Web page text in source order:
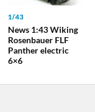
1/43
News 1:43 Wiking
Rosenbauer FLF
Panther electric
6×6